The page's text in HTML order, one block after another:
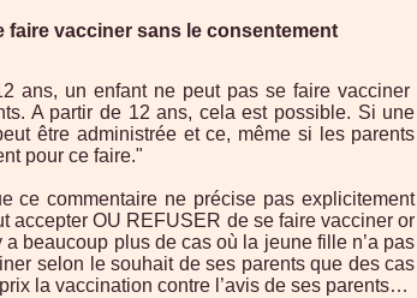
faire vacciner sans le consentement
ans, un enfant ne peut pas se faire vacciner
A partir de 12 ans, cela est possible. Si une
être administrée et ce, même si les parents
pour ce faire."
ce commentaire ne précise pas explicitement
accepter OU REFUSER de se faire vacciner or
a beaucoup plus de cas où la jeune fille n’a pas
selon le souhait de ses parents que des cas
la vaccination contre l’avis de ses parents…